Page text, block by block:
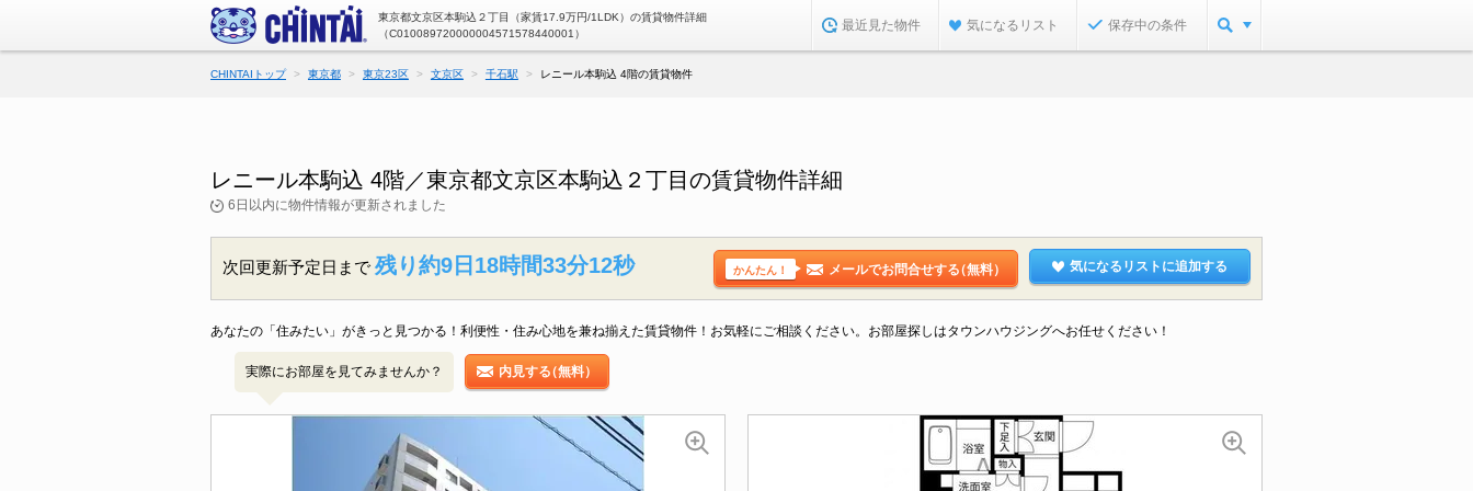
東京都文京区本駒込２丁目（家賃17.9万円/1LDK）の賃貸物件詳細
（C010089720000004571578440001）
最近見た物件 気になるリスト 保存中の条件
CHINTAIトップ 東京都 東京23区 文京区 千石駅 レニール本駒込 4階の賃貸物件
レニール本駒込 4階／東京都文京区本駒込２丁目の賃貸物件詳細
6日以内に物件情報が更新されました
次回更新予定日まで 残り約9日18時間33分11秒 かんたん！ メールでお問合せする（無料） 気になるリストに追加する
あなたの「住みたい」がきっと見つかる！利便性・住み心地を兼ね揃えた賃貸物件！お気軽にご相談ください。お部屋探しはタウンハウジングへお任せください！
実際にお部屋を見てみませんか？ 内見する（無料）